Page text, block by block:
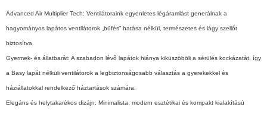
Advanced Air Multiplier Tech: Ventilátoraink egyenletes légáramlást generálnak a
hagyományos lapátos ventilátorok „büfés” hatása nélkül, természetes és lágy szellőt
biztosítva.
Gyermek- és állatbarát: A szabadon lévő lapátok hiánya kiküszöböli a sérülés kockázatát, így
a Basy lapát nélküli ventilátorok a legbiztonságosabb választás a gyerekekkel és
háziállatokkal rendelkező háztartások számára.
Elegáns és helytakarékos dizájn: Minimalista, modern esztétikai és kompakt kialakítású